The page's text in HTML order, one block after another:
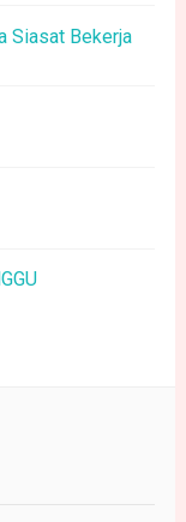
Siasat Bekerja